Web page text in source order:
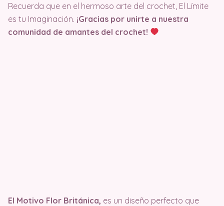
Recuerda que en el hermoso arte del crochet, El Límite
es tu Imaginación. ¡Gracias por unirte a nuestra
comunidad de amantes del crochet!
El Motivo Flor Británica, es un diseño perfecto que